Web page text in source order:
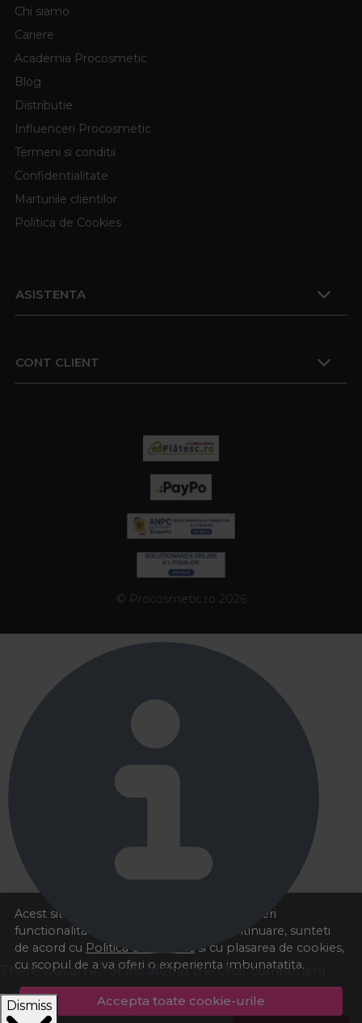
Acest site foloseste cookies pentru a va oferi
functionalitatea dorita. Navigand in continuare, sunteti
de acord cu Politica de cookies si cu plasarea de cookies,
cu scopul de a va oferi o experienta imbunatatita.
Accepta toate cookie-urile
Chi siamo
Cariere
Academia Procosmetic
Blog
Distributie
Influenceri Procosmetic
Termeni si conditii
Confidentialitate
Marturiile clientilor
Politica de Cookies
ASISTENTA
CONT CLIENT
© Procosmetic.ro 2026
There was an error initializing the chat component
Dismiss